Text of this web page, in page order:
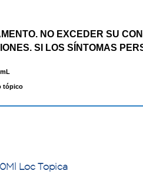
NO EXCEDER SU
SI LOS SÍNTOMAS
tópico
Loc Topica